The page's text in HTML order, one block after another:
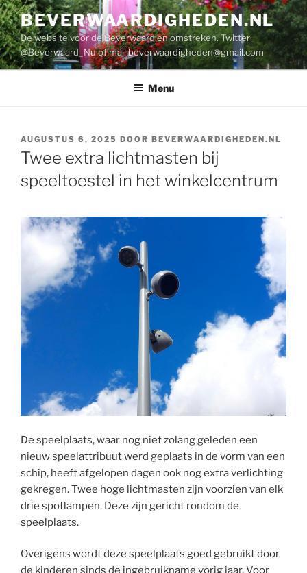
Ga
naar
de
inhoud
BEVERWAARDIGHEDEN.NL
De website voor de Beverwaard en omstreken. Twitter
@Beverwaard_Nu of mailbeverwaardigheden@gmail.com
Menu
GEPLAATST
OP
AUGUSTUS 6, 2025 DOOR BEVERWAARDIGHEDEN.NL
Twee extra lichtmasten bij
speeltoestel in het winkelcentrum
De speelplaats, waar nog niet zolang geleden een
nieuw speelattribuut werd geplaats in de vorm van een
schip, heeft afgelopen dagen ook nog extra verlichting
gekregen. Twee hoge lichtmasten zijn voorzien van elk
drie spotlampen. Deze zijn gericht rondom de
speelplaats.
Overigens wordt deze speelplaats goed gebruikt door
de kinderen sinds de ingebruikname vorig jaar. Voor